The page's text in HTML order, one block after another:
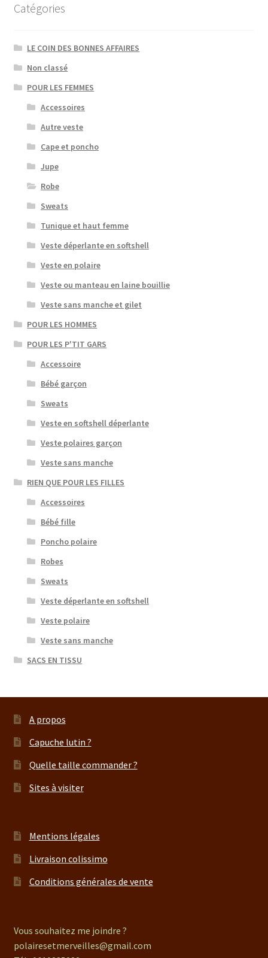
Catégories
LE COIN DES BONNES AFFAIRES
Non classé
POUR LES FEMMES
Accessoires
Autre veste
Cape et poncho
Jupe
Robe
Sweats
Tunique et haut femme
Veste déperlante en softshell
Veste en polaire
Veste ou manteau en laine bouillie
Veste sans manche et gilet
POUR LES HOMMES
POUR LES P'TIT GARS
Accessoire
Bébé garçon
Sweats
Veste en softshell déperlante
Veste polaires garçon
Veste sans manche
RIEN QUE POUR LES FILLES
Accessoires
Bébé fille
Poncho polaire
Robes
Sweats
Veste déperlante en softshell
Veste polaire
Veste sans manche
SACS EN TISSU
A propos
Capuche lutin ?
Quelle taille commander ?
Sites à visiter
Mentions légales
Livraison colissimo
Conditions générales de vente
Vous souhaitez me joindre ?
polairesetmerveilles@gmail.com